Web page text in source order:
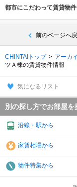
都市にこだわって賃貸物
前のページへ
CHINTAIトップ アーカ
ツＡ棟の賃貸物件情報
気になるリスト
別の探し方でお部屋を
沿線・駅から
家賃相場から
物件特集から